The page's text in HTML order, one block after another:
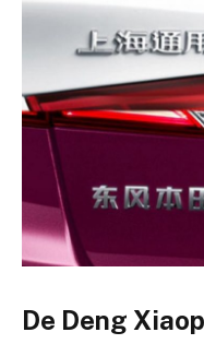
De Deng